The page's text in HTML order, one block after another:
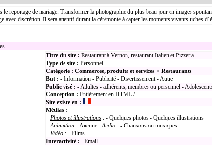
le reportage de mariage. Transformer la photographie du plus beau jour en images
avec discrétion. Il sera attentif durant la cérémonie à capter les moments vivants riches
Titre du site : Restaurant à Vernon, restaurant Italien et Pizzeria
Type de site : Personnel
Catégorie : Commerces, produits et services > Restaurants
But : - Information - Publicité - Divertissement - Autre
Public visé : - Adultes - adhérents, membres ou personnel -
Conception : Entièrement en HTML /
Site existe en :
Médias :
Photos et illustrations : - Quelques photos - Quelques illustrations
Animation : AucuneAudio : - Chansons ou musiques
Vidéo : - Films
Interactivité : - Email